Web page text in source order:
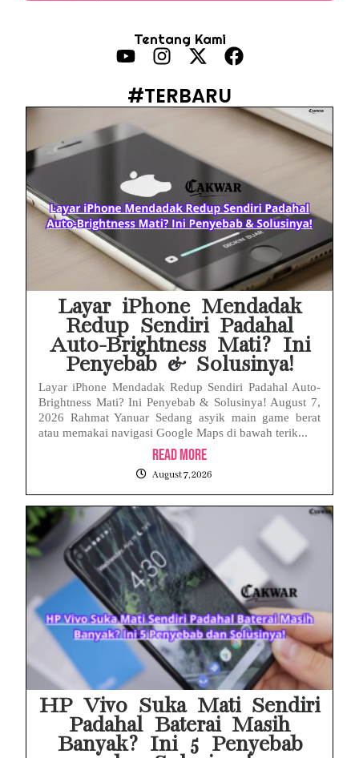
Prabowo Sebut ‘Londo Ireng’, Ray Rangkuti Desak DPR Bersikap, Ini Ulasan Politiknya
MAKI Soroti Penahanan Eks Jampidsus Febrie Adriansyah Tanpa Rompi Pink
Babak Baru Kasus Febrie Adriansyah, Rencana Praperadilan Penyitaan Emas dan Uang Tunai Jadi Sorotan
Baterai Apple Watch Cepat Boros? Ini Penyebab dan Cara Mengatasinya
HP Huawei Cepat Panas? Ini Penyebab Utama dan Cara Mengatasinya
Tentang Kami
#TERBARU
Layar iPhone Mendadak
Redup Sendiri Padahal
Auto-Brightness Mati? Ini
Penyebab & Solusinya!
Layar iPhone Mendadak Redup Sendiri Padahal Auto-
Brightness Mati? Ini Penyebab & Solusinya! August 7,
2026 Rahmat Yanuar Sedang asyik main game berat
atau memakai navigasi Google Maps di bawah terik...
Read More
August 7, 2026
HP Vivo Suka Mati Sendiri
Padahal Baterai Masih
Banyak? Ini 5 Penyebab